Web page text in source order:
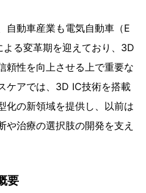
自動車産業も電気自動車（E
る変革期を迎えており、3D
頼性を向上させる上で重要な
ケアでは、3D IC技術を搭載
化の新領域を提供し、以前は
や治療の選択肢の開発を支え
要